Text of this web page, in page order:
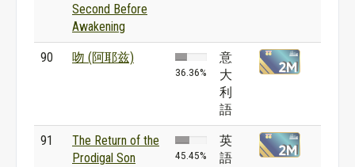
Second Before
Awakening
90 吻 (阿耶兹)
36.36%
意
大
利
語
91
The Return of the
Prodigal Son
45.45%
英
語